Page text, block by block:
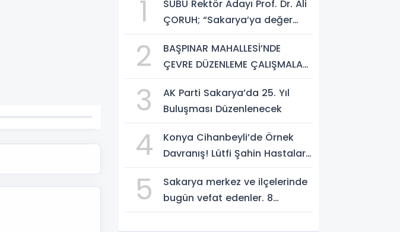
1
SUBÜ Rektör Adayı Prof. Dr. Ali
ÇORUH; “Sakarya’ya değer
etmek istiyorum”
2
BAŞPINAR MAHALLESİ’NDE
ÇEVRE DÜZENLEME ÇALIŞMALARI
3
AK Parti Sakarya’da 25. Yıl
Buluşması Düzenlenecek
4
Konya Cihanbeyli’de Örnek
Davranış! Lütfi Şahin Hastalara
5
Sakarya merkez ve ilçelerinde
bugün vefat edenler. 8